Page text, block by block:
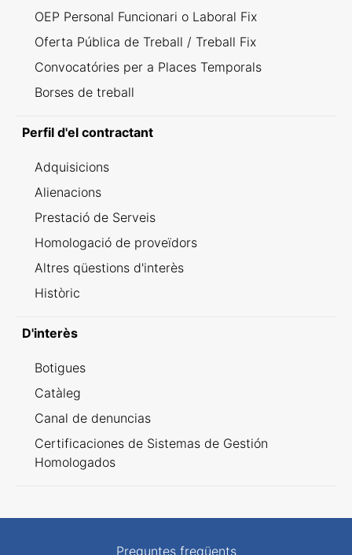
OEP Personal Funcionari o Laboral Fix
Oferta Pública de Treball / Treball Fix
Convocatóries per a Places Temporals
Borses de treball
Perfil d'el contractant
Adquisicions
Alienacions
Prestació de Serveis
Homologació de proveïdors
Altres qüestions d'interès
Històric
D'interès
Botigues
Catàleg
Canal de denuncias
Certificaciones de Sistemas de Gestión
Homologados
Preguntes freqüents